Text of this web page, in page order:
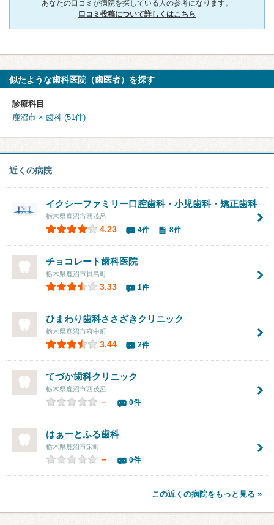
あなたの口コミが病院を探している人の参考になります。
口コミ投稿について詳しくはこちら
似たような歯科医院（歯医者）を探す
診療科目
鹿沼市 × 歯科 (51件)
近くの病院
イクシーファミリー口腔歯科・小児歯科・矯正歯科
栃木県鹿沼市西茂呂
4.23 4件 8件
チョコレート歯科医院
栃木県鹿沼市貝島町
3.33 1件
ひまわり歯科ささざきクリニック
栃木県鹿沼市府中町
3.44 2件
てづか歯科クリニック
栃木県鹿沼市西茂呂
－ 0件
はぁーとふる歯科
栃木県鹿沼市栄町
－ 0件
この近くの病院をもっと見る »